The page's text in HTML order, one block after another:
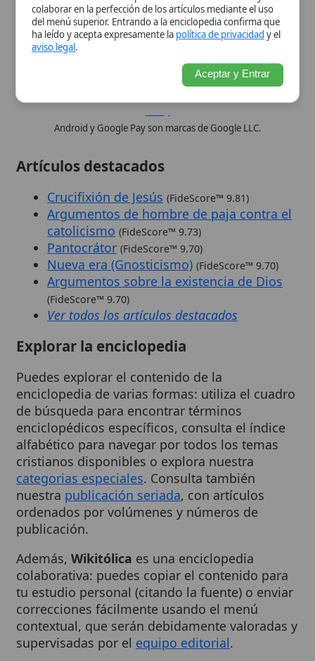
Crucifixión de Jesús (FideScore™ 9.81)
Argumentos de hombre de paja contra el
catolicismo (FideScore™ 9.73)
Pantocrátor
(FideScore™ 9.70)
Argumentos sobre la existencia de Dios
(FideScore™ 9.70)
Ver todos los artículos destacados
Puedes explorar el contenido de la
de búsqueda para encontrar términos
enciclopédicos específicos, consulta el índice
alfabético para navegar por todos los temas
cristianos disponibles o explora nuestra
categorias especiales. Consulta también
nuestrapublicación seriada, con artículos
ordenados por volúmenes y números de
publicación.
colaborativa: puedes copiar el contenido para
correcciones fácilmente usando el menú
contextual, que serán debidamente valoradas y
supervisadas por el equipo editorial.
Te invitamos a descubrir la riqueza de lafe
católica a través de nuestros artículos,
respetando siempre la doctrina y la tradición
de laIglesia. ¡Dioste bendiga!
Últimos artículos añadidos
Argumentos sobre el catolicismo como
religión verdadera (2026-08-08)
Argumentos sobre la existencia de Dios
(2026-08-08)
Argumentos refutados contra los dogmas